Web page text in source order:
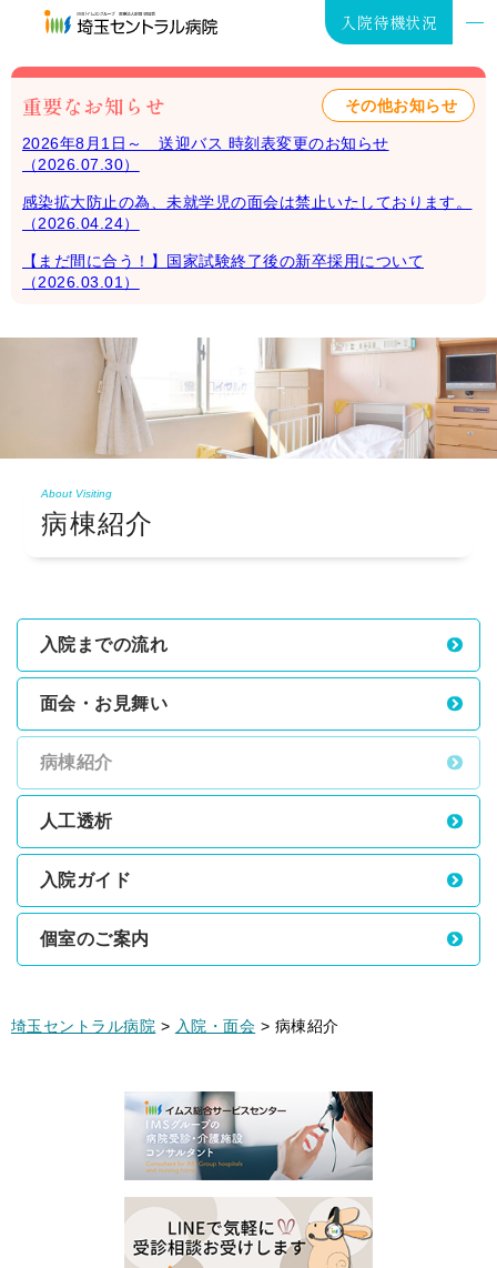
入院待機状況
入院･お見舞い
外来･健診
在宅医療
病院案内
採用情報
重要なお知らせ その他お知らせ
2026年8月1日～ 送迎バス 時刻表変更のお知らせ
（2026.07.30）
感染拡大防止の為、未就学児の面会は禁止いたしております。
（2026.04.24）
【まだ間に合う！】国家試験終了後の新卒採用について
（2026.03.01）
病棟紹介
入院までの流れ
面会・お見舞い
病棟紹介
人工透析
入院ガイド
個室のご案内
埼玉セントラル病院 > 入院・面会 > 病棟紹介